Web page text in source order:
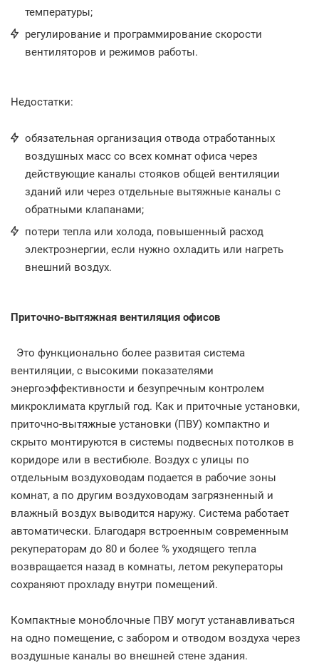
температуры;
регулирование и программирование скорости
вентиляторов и режимов работы.
Недостатки:
обязательная организация отвода отработанных
воздушных масс со всех комнат офиса через
действующие каналы стояков общей вентиляции
зданий или через отдельные вытяжные каналы с
обратными клапанами;
потери тепла или холода, повышенный расход
электроэнергии, если нужно охладить или нагреть
внешний воздух.
Приточно-вытяжная вентиляция офисов
Это функционально более развитая система
вентиляции, с высокими показателями
энергоэффективности и безупречным контролем
микроклимата круглый год. Как и приточные установки,
приточно-вытяжные установки (ПВУ) компактно и
скрыто монтируются в системы подвесных потолков в
коридоре или в вестибюле. Воздух с улицы по
отдельным воздуховодам подается в рабочие зоны
комнат, а по другим воздуховодам загрязненный и
влажный воздух выводится наружу. Система работает
автоматически. Благодаря встроенным современным
рекуператорам до 80 и более % уходящего тепла
возвращается назад в комнаты, летом рекуператоры
сохраняют прохладу внутри помещений.
Компактные моноблочные ПВУ могут устанавливаться
на одно помещение, с забором и отводом воздуха через
воздушные каналы во внешней стене здания.